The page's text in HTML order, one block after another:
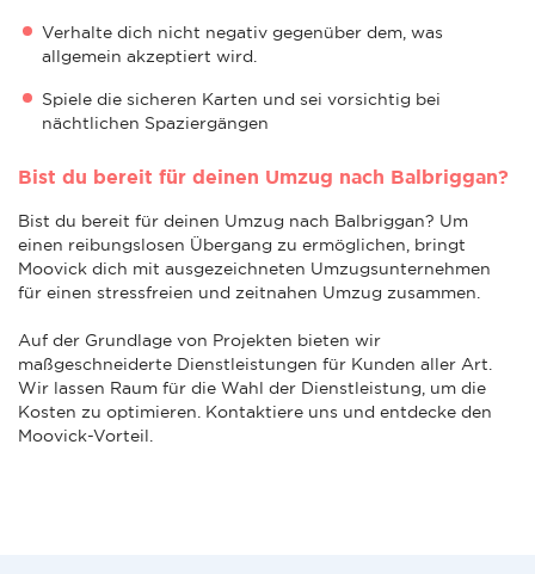
Verhalte dich nicht negativ gegenüber dem, was
allgemein akzeptiert wird.
Spiele die sicheren Karten und sei vorsichtig bei
nächtlichen Spaziergängen
Bist du bereit für deinen Umzug nach Balbriggan?
Bist du bereit für deinen Umzug nach Balbriggan? Um
einen reibungslosen Übergang zu ermöglichen, bringt
Moovick dich mit ausgezeichneten Umzugsunternehmen
für einen stressfreien und zeitnahen Umzug zusammen.
Auf der Grundlage von Projekten bieten wir
maßgeschneiderte Dienstleistungen für Kunden aller Art.
Wir lassen Raum für die Wahl der Dienstleistung, um die
Kosten zu optimieren. Kontaktiere uns und entdecke den
Moovick-Vorteil.